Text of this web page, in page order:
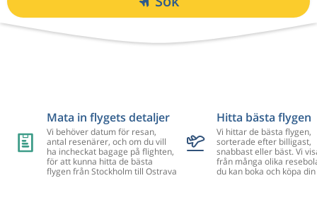
Mata in flygets detaljer
Vi behöver datum för resan,
antal resenärer, och om du vill
ha incheckat bagage på flighten,
för att kunna hitta de bästa
flygen från Stockholm till Ostrava
Hitta bästa flygen
Vi hittar de bästa flygen,
sorterade efter billigast,
snabbast eller bäst. Vi
från många olika
du kan boka och köpa